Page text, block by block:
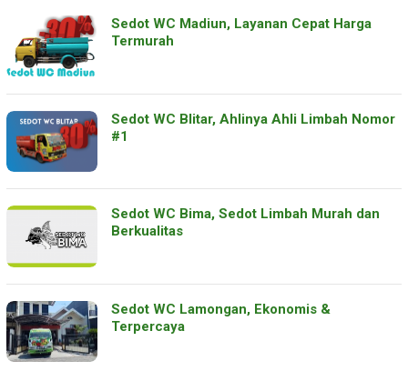
Sedot WC Madiun, Layanan Cepat Harga
Termurah
Sedot WC Blitar, Ahlinya Ahli Limbah Nomor
#1
Sedot WC Bima, Sedot Limbah Murah dan
Berkualitas
Sedot WC Lamongan, Ekonomis &
Terpercaya